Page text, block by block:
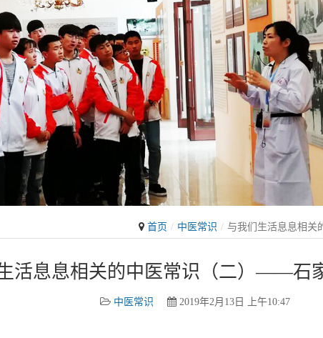
首页 中医常识 与我们生活息息相
活息息相关的中医常识（二）——石
中医常识 2019年2月13日 上午10:47